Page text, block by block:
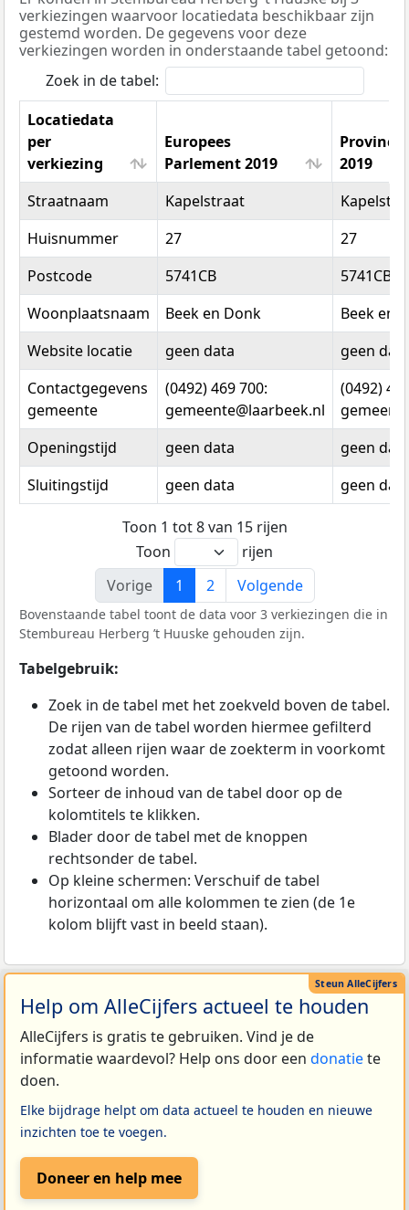
verkiezingen waarvoor locatiedata beschikbaar zijn
gestemd worden. De gegevens voor deze
verkiezingen worden in onderstaande tabel getoond:
Zoek in de tabel:
Locatiedata
per
verkiezing
Europees
Parlement 2019
2019
Locatiedata
per
verkiezing
Europees
Parlement 2019
2019
Straatnaam Kapelstraat
Huisnummer
27
27
Postcode
5741CB
5741CB
Woonplaatsnaam
Beek en Donk
Beek en
Website locatie
geen data
geen data
Contactgegevens
gemeente
(0492) 469 700:
gemeente@laarbeek.nl
(0492)
Openingstijd
geen data
geen data
Sluitingstijd
geen data geen data
Toon 1 tot 8 van 15 rijen
Toon
rijen
Vorige
1 2 Volgende
Bovenstaande tabel toont de data voor 3 verkiezingen die in
Stembureau Herberg ’t Huuske gehouden zijn.
Tabelgebruik:
Zoek in de tabel met het zoekveld boven de tabel.
De rijen van de tabel worden hiermee gefilterd
zodat alleen rijen waar de zoekterm in voorkomt
getoond worden.
Sorteer de inhoud van de tabel door op de
kolomtitels te klikken.
Blader door de tabel met de knoppen
rechtsonder de tabel.
Op kleine schermen: Verschuif de tabel
horizontaal om alle kolommen te zien (de 1e
kolom blijft vast in beeld staan).
Help om AlleCijfers actueel te houden
AlleCijfers is gratis te gebruiken. Vind je de
informatie waardevol? Help ons door een donatiete
doen.
Elke bijdrage helpt om data actueel te houden en nieuwe
inzichten toe te voegen.
Doneer en help mee